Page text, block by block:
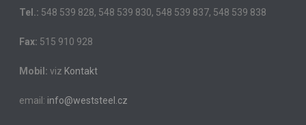
Tel.: 548 539 828, 548 539 830, 548 539 837, 548 539 838
Fax: 515 910 928
Mobil: viz Kontakt
email: info@weststeel.cz